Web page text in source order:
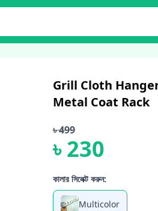
Grill Cloth
Metal Coat Rack
৳499
৳230
কালার সিলেক্ট করুন:
Multicolor